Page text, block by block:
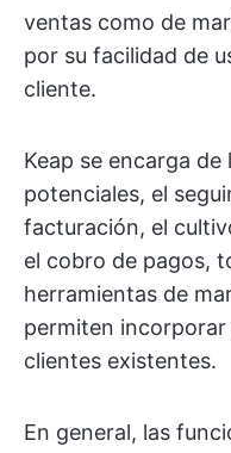
ventas como de
por su facilidad de
cliente.
Keap se encarga
potenciales, el
facturación, el
el cobro de pagos,
herramientas de
permiten
clientes existentes.
En general, las